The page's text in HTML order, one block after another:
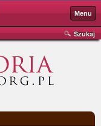
Menu
Szukaj